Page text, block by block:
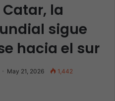
la
sigue
hacia el sur
May 21, 2026 1,442